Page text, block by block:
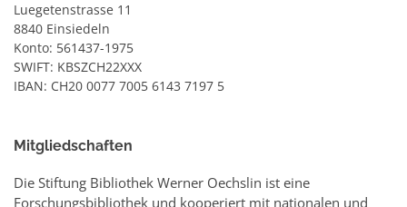
Luegetenstrasse 11
8840 Einsiedeln
Konto: 561437-1975
SWIFT: KBSZCH22XXX
IBAN: CH20 0077 7005 6143 7197 5
Mitgliedschaften
Die Stiftung Bibliothek Werner Oechslin ist eine
Forschungsbibliothek und kooperiert mit nationalen und